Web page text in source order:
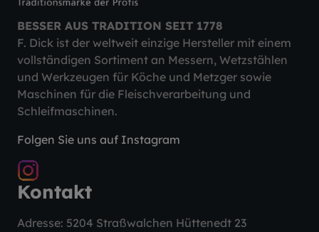
BESSER AUS TRADITION SEIT 1778
F. Dick ist der weltweit einzige Hersteller mit einem
vollständigen Sortiment an Messern, Wetzstählen
und Werkzeugen für Köche und Metzger sowie
Maschinen für die Fleischverarbeitung und
Schleifmaschinen.
Folgen Sie uns auf Instagram
Kontakt
Adresse: 5204 Straßwalchen Hüttenedt 23